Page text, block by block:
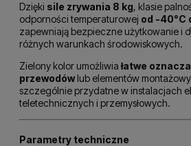
Dzięki sile zrywania 8 kg, klasie
odporności temperaturowej od -40°C
zapewniają bezpieczne użytkowanie i
różnych warunkach środowiskowych.
Zielony kolor umożliwiałatwe
przewodówlub elementów
szczególnie przydatne w instalacjach
teletechnicznych i przemysłowych.
Parametry techniczne